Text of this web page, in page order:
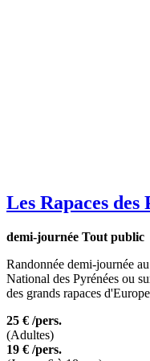
Les Rapaces des
demi-journée Tout public
Randonnée demi-journée
National des Pyrénées ou
des grands rapaces
25 € /pers.
(Adultes)
19 € /pers.